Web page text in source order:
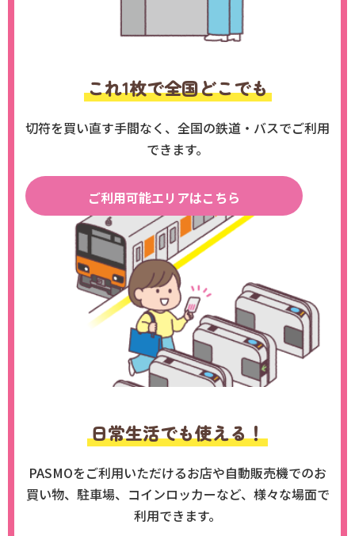
これ1枚で全国どこでも
切符を買い直す手間なく、全国の鉄道・バスでご利用
できます。
ご利用可能エリアはこちら
日常生活でも使える！
PASMOをご利用いただけるお店や自動販売機でのお
買い物、駐車場、コインロッカーなど、様々な場面で
利用できます。